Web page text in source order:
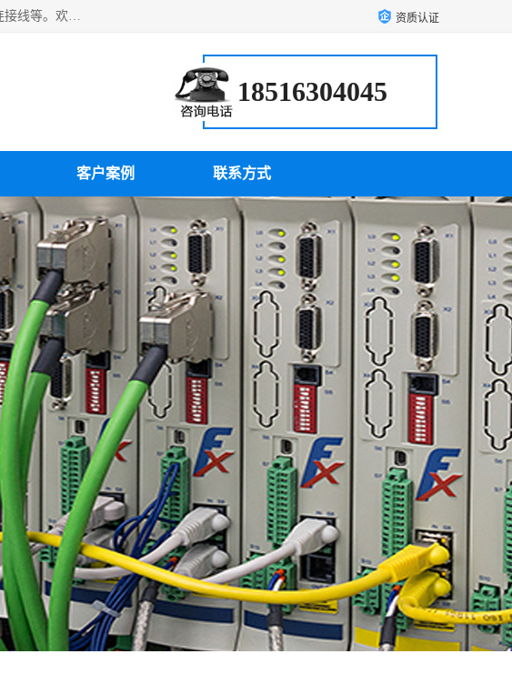
扬州市斯拜秀电缆厂专业生产：弹性电缆、弹簧电缆线、挂车螺旋线、螺旋电缆、弹簧线、螺旋线、耐海水电缆、连接线等。欢迎来电咨询！ 资质认证
18516304045
客户案例 联系方式